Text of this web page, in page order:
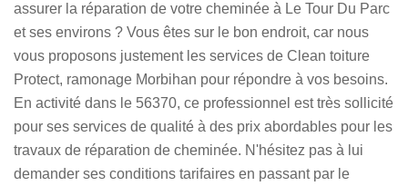
assurer la réparation de votre cheminée à Le Tour Du Parc
et ses environs ? Vous êtes sur le bon endroit, car nous
vous proposons justement les services de Clean toiture
Protect, ramonage Morbihan pour répondre à vos besoins.
En activité dans le 56370, ce professionnel est très sollicité
pour ses services de qualité à des prix abordables pour les
travaux de réparation de cheminée. N'hésitez pas à lui
demander ses conditions tarifaires en passant par le